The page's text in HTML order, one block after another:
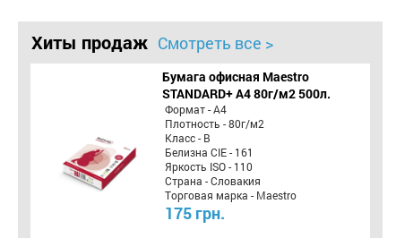
Хиты продаж Смотреть все >
Бумага офисная Maestro
STANDARD+ А4 80г/м2 500л.
Формат - А4
Плотность - 80г/м2
Класс - B
Белизна CIE - 161
Яркость ISO - 110
Страна - Словакия
Торговая марка - Maestro
175 грн.